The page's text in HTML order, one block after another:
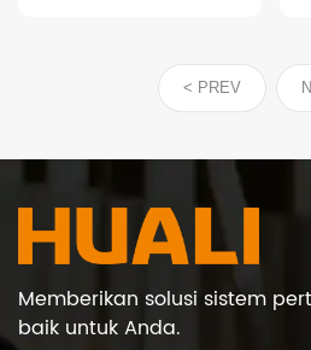
< PREV
Memberikan solusi sistem
baik untuk Anda.